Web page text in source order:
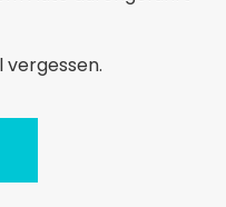
vergessen.